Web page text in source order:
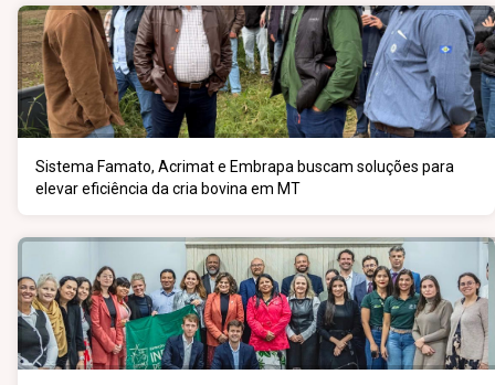
Sistema Famato, Acrimat e Embrapa buscam soluções para
elevar eficiência da cria bovina em MT